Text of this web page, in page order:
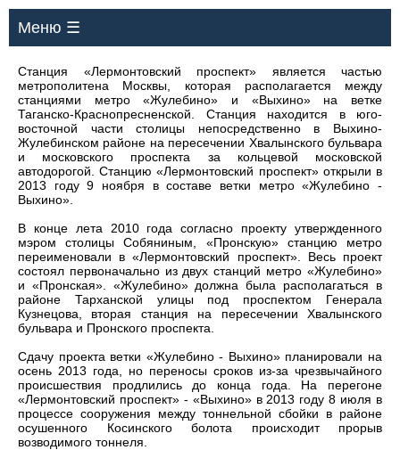
Меню ☰
Станция «Лермонтовский проспект» является частью
метрополитена Москвы, которая располагается между
станциями метро «Жулебино» и «Выхино» на ветке
Таганско-Краснопресненской. Станция находится в юго-
восточной части столицы непосредственно в Выхино-
Жулебинском районе на пересечении Хвалынского бульвара
и московского проспекта за кольцевой московской
автодорогой. Станцию «Лермонтовский проспект» открыли в
2013 году 9 ноября в составе ветки метро «Жулебино -
Выхино».
В конце лета 2010 года согласно проекту утвержденного
мэром столицы Собяниным, «Пронскую» станцию метро
переименовали в «Лермонтовский проспект». Весь проект
состоял первоначально из двух станций метро «Жулебино»
и «Пронская». «Жулебино» должна была располагаться в
районе Тарханской улицы под проспектом Генерала
Кузнецова, вторая станция на пересечении Хвалынского
бульвара и Пронского проспекта.
Сдачу проекта ветки «Жулебино - Выхино» планировали на
осень 2013 года, но переносы сроков из-за чрезвычайного
происшествия продлились до конца года. На перегоне
«Лермонтовский проспект» - «Выхино» в 2013 году 8 июля в
процессе сооружения между тоннельной сбойки в районе
осушенного Косинского болота происходит прорыв
возводимого тоннеля.